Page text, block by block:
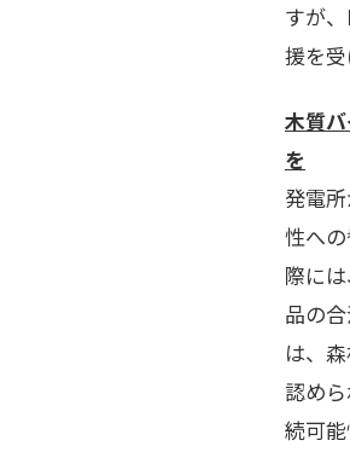
すが
援を
木質
を
発電
性へ
際に
品の
は、
認め
続可